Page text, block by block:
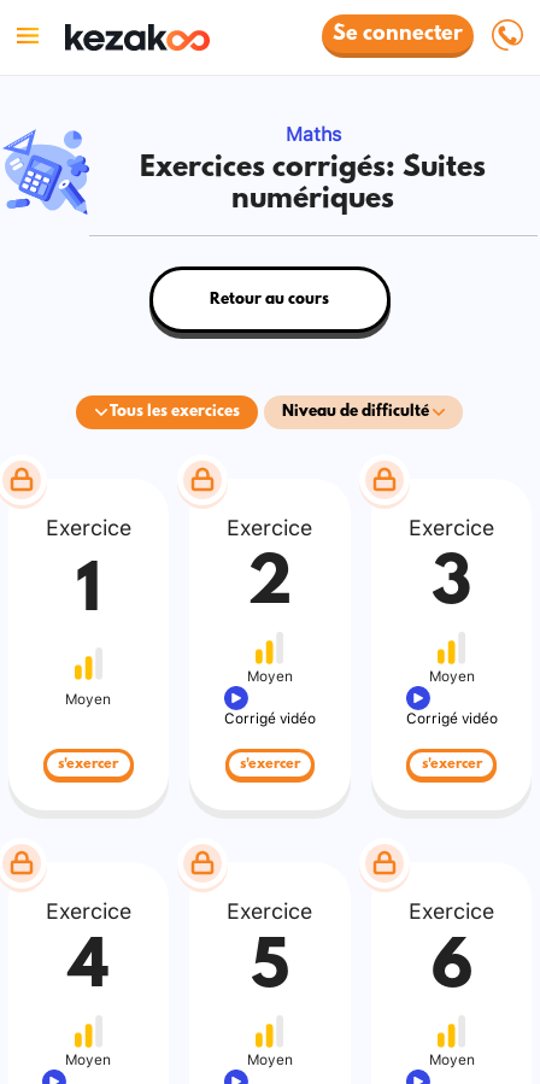
Se connecter
Maths
Exercices corrigés: Suites
numériques
Tous les exercices Niveau de difficulté
Retour au cours
Exercice
1
Moyen
s'exercer
Exercice
2
Moyen
Corrigé vidéo
s'exercer
Exercice
3
Moyen
Corrigé vidéo
s'exercer
Exercice
4
Moyen
Exercice
5
Moyen
Exercice
6
Moyen